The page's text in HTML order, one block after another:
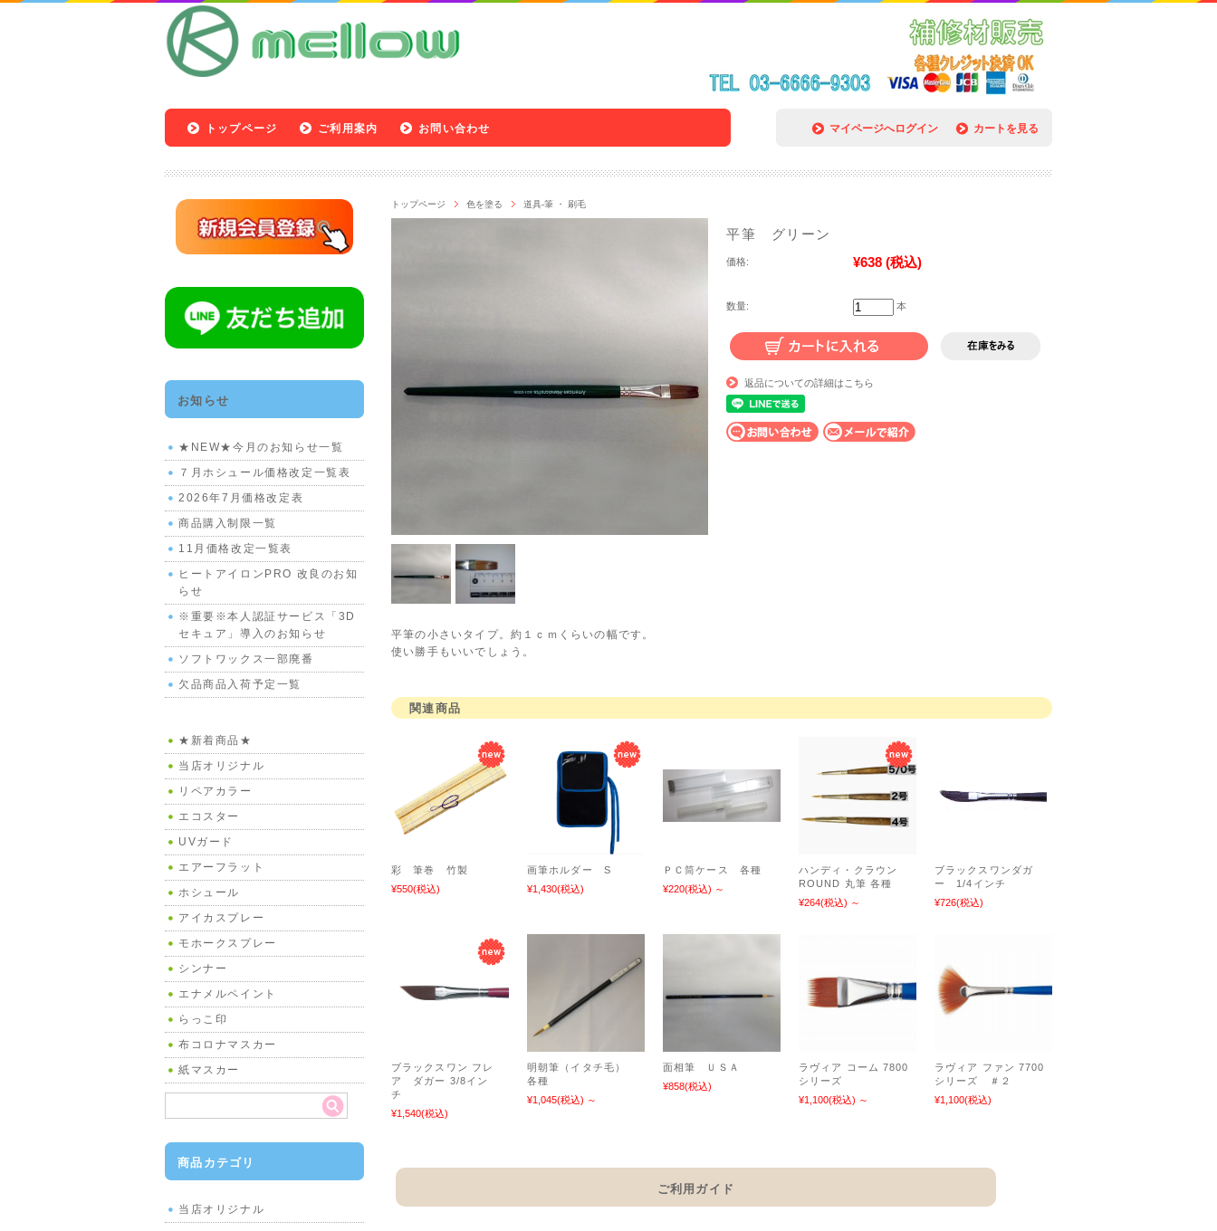
マイページへログイン カートを見る
トップページ ご利用案内 お問い合わせ
トップページ 色を塗る 道具-筆 ・ 刷毛
平筆 グリーン
価格: ¥638 (税込)
数量: 本
返品についての詳細はこちら
平筆の小さいタイプ。約１ｃｍくらいの幅です。
使い勝手もいいでしょう。
関連商品
彩 筆巻 竹製
¥550(税込)
画筆ホルダー S
¥1,430(税込)
ＰＣ筒ケース 各種
¥220(税込) ～
ハンディ・クラウン
ROUND 丸筆 各種
¥264(税込) ～
ブラックスワンダガ
ー 1/4インチ
¥726(税込)
ブラックスワン フレ
ア ダガー 3/8イン
チ
¥1,540(税込)
明朝筆（イタチ毛）
各種
¥1,045(税込) ～
面相筆 ＵＳＡ
¥858(税込)
ラヴィア コーム 7800
シリーズ
¥1,100(税込) ～
ラヴィア ファン 7700
シリーズ ＃２
¥1,100(税込)
ご利用ガイド
お知らせ
★NEW★今月のお知らせ一覧
７月ホシュール価格改定一覧表
2026年7月価格改定表
商品購入制限一覧
11月価格改定一覧表
ヒートアイロンPRO 改良のお知
らせ
※重要※本人認証サービス「3D
セキュア」導入のお知らせ
ソフトワックス一部廃番
欠品商品入荷予定一覧
★新着商品★
当店オリジナル
リペアカラー
エコスター
UVガード
エアーフラット
ホシュール
アイカスプレー
モホークスプレー
シンナー
エナメルペイント
らっこ印
布コロナマスカー
紙マスカー
商品カテゴリ
当店オリジナル